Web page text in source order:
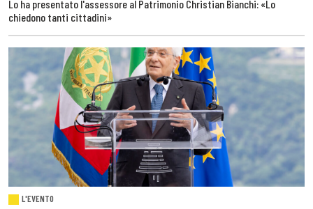
Lo ha presentato l'assessore al Patrimonio Christian Bianchi: «Lo
chiedono tanti cittadini»
L'EVENTO